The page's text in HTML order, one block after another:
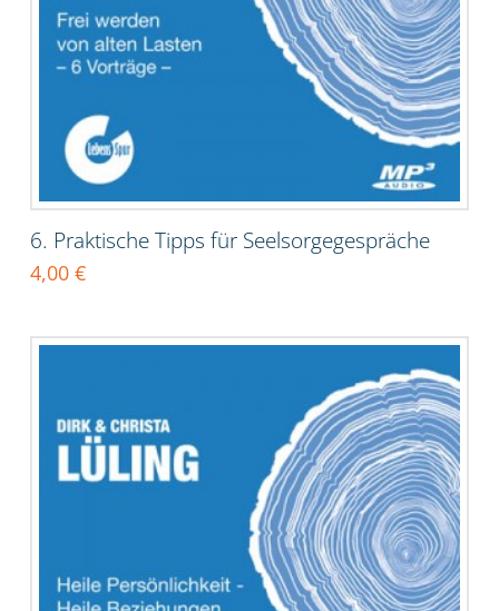
6. Praktische Tipps für Seelsorgegespräche
4,00 €